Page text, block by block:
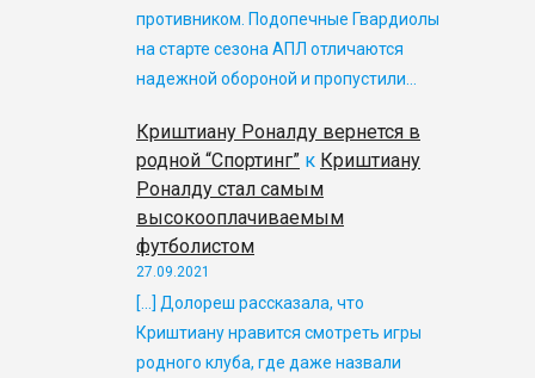
противником. Подопечные Гвардиолы
на старте сезона АПЛ отличаются
надежной обороной и пропустили…
Криштиану Роналду вернется в
родной “Спортинг” к Криштиану
Роналду стал самым
высокооплачиваемым
футболистом
27.09.2021
[…] Долореш рассказала, что
Криштиану нравится смотреть игры
родного клуба, где даже назвали